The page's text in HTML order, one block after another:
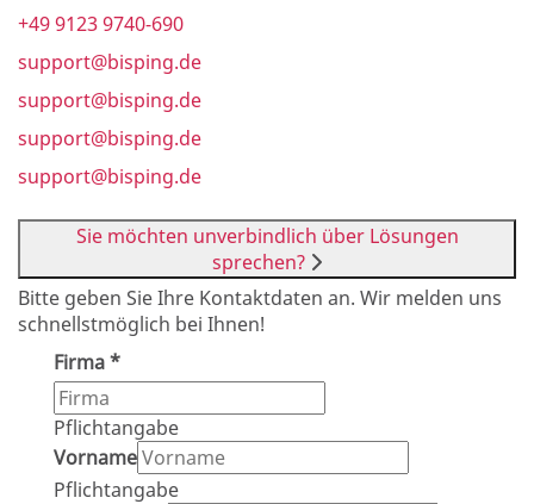
+49 9123 9740-690
support@bisping.de
support@bisping.de
support@bisping.de
support@bisping.de
Sie möchten unverbindlich über Lösungen
sprechen?
Bitte geben Sie Ihre Kontaktdaten an. Wir melden uns
schnellstmöglich bei Ihnen!
Firma*
Pflichtangabe
Vorname
Pflichtangabe